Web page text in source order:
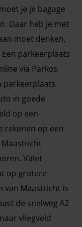
je je bagage
Daar heb je met
moet denken,
parkeerplaats
via Parkos.
parkeerplaats
in goede
op een
rekenen op een
Valet
op grotere
van Maastricht is
de snelweg A2
vliegveld